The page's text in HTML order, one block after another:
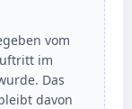
vom
im
Das
davon